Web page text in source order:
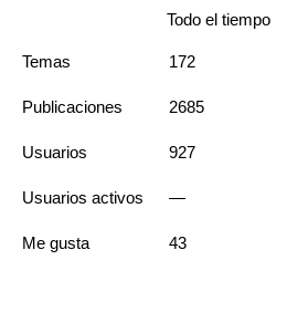
Todo el tiempo
Temas 172
Publicaciones 2685
Usuarios 927
Usuarios activos —
Me gusta 43